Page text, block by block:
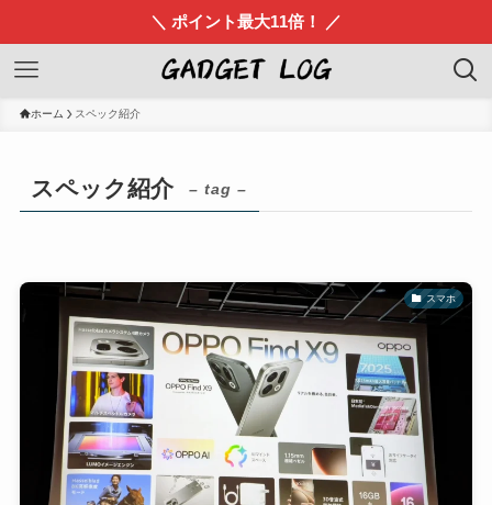
＼ ポイント最大11倍！ ／
ホーム スペック紹介
スペック紹介 – tag –
スマホ